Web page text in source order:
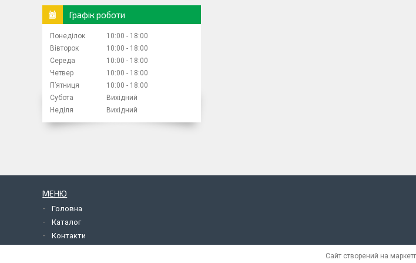
Графік роботи
Понеділок 10:00
18:00
Вівторок
10:00
18:00
Середа
10:00
18:00
Четвер
10:00
18:00
Пʼятниця
10:00
18:00
Субота
Вихідний
Неділя
Вихідний
МЕНЮ
Головна
Каталог
Контакти
Сайт створений на